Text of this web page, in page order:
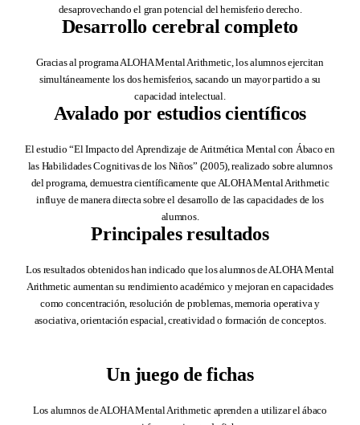
desaprovechando el gran potencial del hemisferio derecho.
Desarrollo cerebral completo
Gracias al programa ALOHA Mental Arithmetic, los alumnos ejercitan
simultáneamente los dos hemisferios, sacando un mayor partido a su
capacidad intelectual.
Avalado por estudios científicos
El estudio “El Impacto del Aprendizaje de Aritmética Mental con Ábaco en
las Habilidades Cognitivas de los Niños” (2005), realizado sobre alumnos
del programa, demuestra científicamente que ALOHA Mental Arithmetic
influye de manera directa sobre el desarrollo de las capacidades de los
alumnos.
Principales resultados
Los resultados obtenidos han indicado que los alumnos de ALOHA Mental
Arithmetic aumentan su rendimiento académico y mejoran en capacidades
como concentración, resolución de problemas, memoria operativa y
asociativa, orientación espacial, creatividad o formación de conceptos.
Un juego de fichas
Los alumnos de ALOHA Mental Arithmetic aprenden a utilizar el ábaco